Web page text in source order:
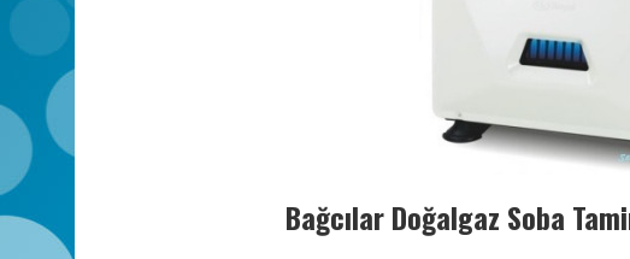
Bağcılar Doğalgaz Soba